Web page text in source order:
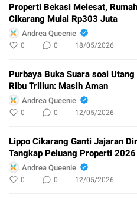
Properti Bekasi Melesat,
Cikarang Mulai Rp303 Juta
Andrea Queenie
0 0 18/05/2026
Purbaya Buka Suara soal
Ribu Triliun: Masih Aman
Andrea Queenie
0 0 12/05/2026
Lippo Cikarang Ganti Jajaran
Tangkap Peluang Properti 2026
Andrea Queenie
0 0 12/05/2026